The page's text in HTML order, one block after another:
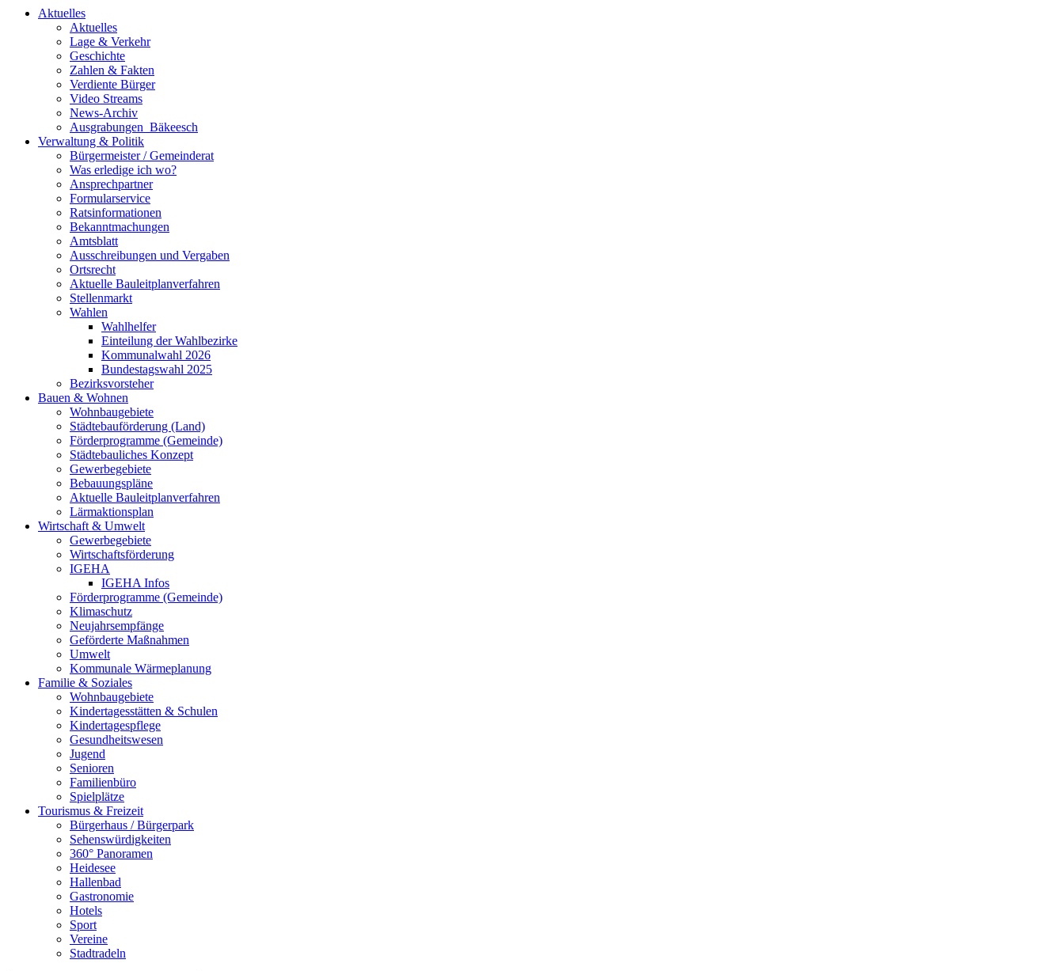
Aktuelles
Aktuelles
Lage & Verkehr
Geschichte
Zahlen & Fakten
Verdiente Bürger
Video Streams
News-Archiv
Ausgrabungen_Bäkeesch
Verwaltung & Politik
Bürgermeister / Gemeinderat
Was erledige ich wo?
Ansprechpartner
Formularservice
Ratsinformationen
Bekanntmachungen
Amtsblatt
Ausschreibungen und Vergaben
Ortsrecht
Aktuelle Bauleitplanverfahren
Stellenmarkt
Wahlen
Wahlhelfer
Einteilung der Wahlbezirke
Kommunalwahl 2026
Bundestagswahl 2025
Bezirksvorsteher
Bauen & Wohnen
Wohnbaugebiete
Städtebauförderung (Land)
Förderprogramme (Gemeinde)
Städtebauliches Konzept
Gewerbegebiete
Bebauungspläne
Aktuelle Bauleitplanverfahren
Lärmaktionsplan
Wirtschaft & Umwelt
Gewerbegebiete
Wirtschaftsförderung
IGEHA
IGEHA Infos
Förderprogramme (Gemeinde)
Klimaschutz
Neujahrsempfänge
Geförderte Maßnahmen
Umwelt
Kommunale Wärmeplanung
Familie & Soziales
Wohnbaugebiete
Kindertagesstätten & Schulen
Kindertagespflege
Gesundheitswesen
Jugend
Senioren
Familienbüro
Spielplätze
Tourismus & Freizeit
Bürgerhaus / Bürgerpark
Sehenswürdigkeiten
360° Panoramen
Heidesee
Hallenbad
Gastronomie
Hotels
Sport
Vereine
Stadtradeln